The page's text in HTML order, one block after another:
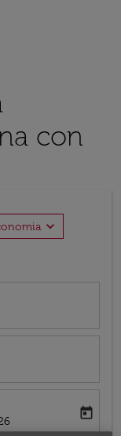
con
expand_more
return-date-aria-label
today